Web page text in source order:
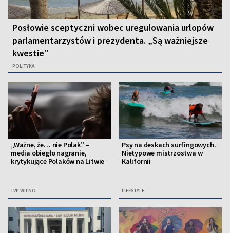
Posłowie sceptyczni wobec uregulowania urlopów
parlamentarzystów i prezydenta. „Są ważniejsze
kwestie”
POLITYKA
„Ważne, że… nie Polak” –
media obiegło nagranie,
krytykujące Polaków na Litwie
TVP WILNO
Psy na deskach surfingowych.
Nietypowe mistrzostwa w
Kalifornii
LIFESTYLE